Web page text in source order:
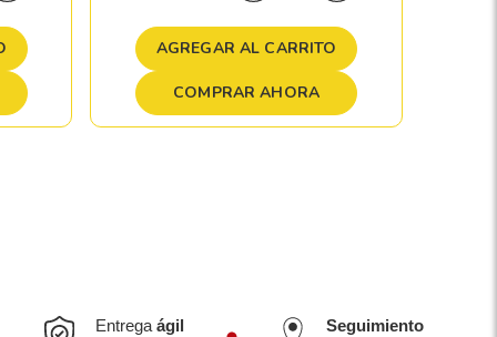
AGREGAR AL CARRITO
COMPRAR AHORA
Entregaágil
Seguimiento